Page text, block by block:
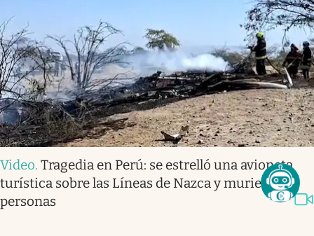
Video. Tragedia en Perú: se estrelló una avioneta
turística sobre las Líneas de Nazca y murieron 13
personas